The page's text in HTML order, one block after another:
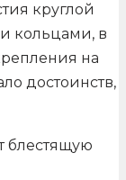
круглой
кольцами, в
на
достоинств,
блестящую